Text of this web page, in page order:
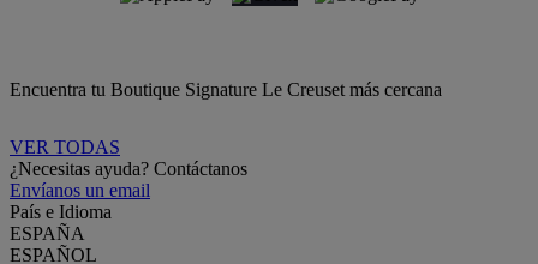
Encuentra tu Boutique Signature Le Creuset más cercana
VER TODAS
¿Necesitas ayuda? Contáctanos
Envíanos un email
País e Idioma
ESPAÑA
ESPAÑOL